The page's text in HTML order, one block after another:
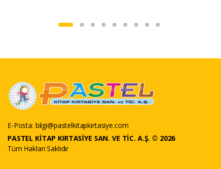
E-Posta: bilgi@pastelkitapkirtasiye.com
PASTEL KİTAP KIRTASİYE SAN. VE TİC. A.Ş. © 2026
Tüm Hakları Saklıdır